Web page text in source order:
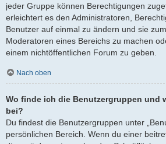
jeder Gruppe können Berechtigungen
erleichtert es den Administratoren,
Benutzer auf einmal zu ändern und sie
Moderatoren eines Bereichs zu machen
einem nichtöffentlichen Forum zu geben.
Nach oben
Wo finde ich die Benutzergruppen und
bei?
Du findest die Benutzergruppen unter
persönlichen Bereich. Wenn du einer